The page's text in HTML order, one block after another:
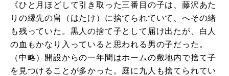
《ひと月ほどして引き取った三番目の子は、藤沢あた
りの縁先の畠（はたけ）に捨てられていて、へその緒
も残っていた。黒人の捨て子として届け出たが、白人
の血もかなり入っていると思われる男の子だった。
（中略）開設からの一年間はホームの敷地内で捨て子
を見つけることが多かった。庭に九人も捨てられてい